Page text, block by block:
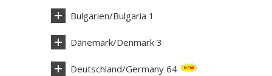
Bulgarien/Bulgaria 1
Dänemark/Denmark 3
Deutschland/Germany 64